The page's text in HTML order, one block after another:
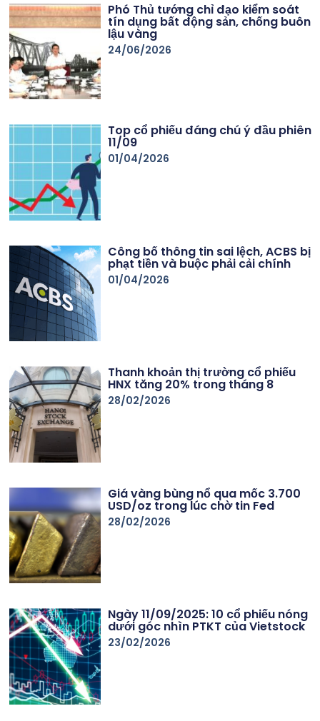
Phó Thủ tướng chỉ đạo kiểm soát
tín dụng bất động sản, chống buôn
lậu vàng
24/06/2026
Top cổ phiếu đáng chú ý đầu phiên
11/09
01/04/2026
Công bố thông tin sai lệch, ACBS bị
phạt tiền và buộc phải cải chính
01/04/2026
Thanh khoản thị trường cổ phiếu
HNX tăng 20% trong tháng 8
28/02/2026
Giá vàng bùng nổ qua mốc 3.700
USD/oz trong lúc chờ tin Fed
28/02/2026
Ngày 11/09/2025: 10 cổ phiếu nóng
dưới góc nhìn PTKT của Vietstock
23/02/2026